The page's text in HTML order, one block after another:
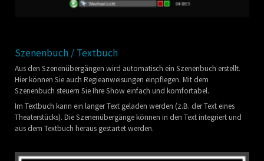
Szenenbuch / Textbuch
Aus den Szenenübergängen wird automatisch ein Szenenbuch erstellt.
Hier können Sie auch Regieanweisungen einpflegen. Mit dem
Szenenbuch steuern Sie Ihre Show einfach und komfortabel.
Im Textbuch kann ein langer Text geladen werden (z.B. der Text eines
Theaterstücks). Die Szenenübergänge können in den Text integriert und
aus dem Textbuch heraus gestartet werden.